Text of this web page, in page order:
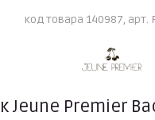
код товара 140987, арт.
Jeune Premier